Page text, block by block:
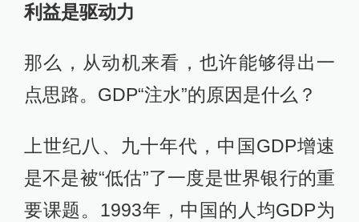
利益是驱动力
那么，从动机来看，也许能够得出一
点思路。GDP“注水”的原因是什么？
上世纪八、九十年代，中国GDP增速
是不是被“低估”了一度是世界银行的重
要课题。1993年，中国的人均GDP为